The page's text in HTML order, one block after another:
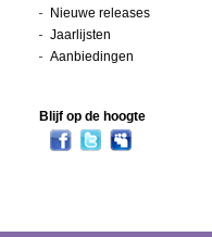
Nieuwe releases
Jaarlijsten
Aanbiedingen
Blijf op de hoogte